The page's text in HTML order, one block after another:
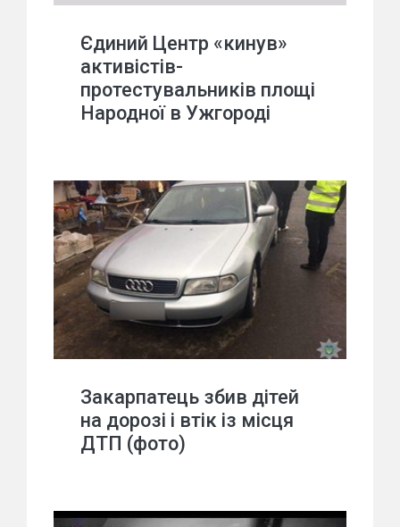
Єдиний Центр «кинув»
активістів-
протестувальників площі
Народної в Ужгороді
Закарпатець збив дітей
на дорозі і втік із місця
ДТП (фото)